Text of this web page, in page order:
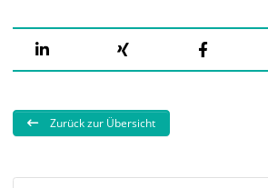
Zurück zur Übersicht